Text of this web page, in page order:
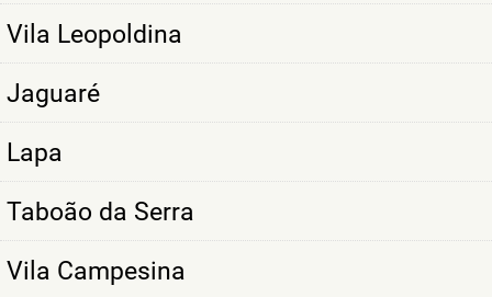
Vila Leopoldina
Jaguaré
Lapa
Taboão da Serra
Vila Campesina